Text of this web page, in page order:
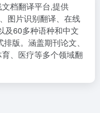
档翻译平台,提供
图片识别翻译、在线
及60多种语种和中文
版。涵盖期刊论文、
、医疗等多个领域翻